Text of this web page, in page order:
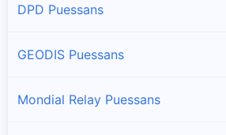
DPD Puessans
GEODIS Puessans
Mondial Relay Puessans